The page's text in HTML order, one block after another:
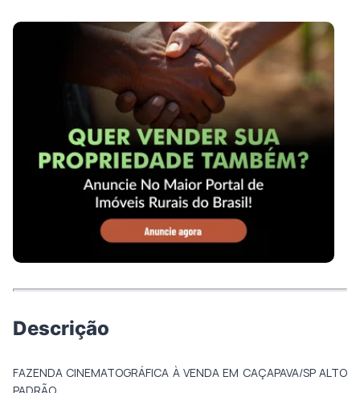
Descrição
FAZENDA CINEMATOGRÁFICA À VENDA EM CAÇAPAVA/SP ALTO